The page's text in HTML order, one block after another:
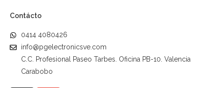
Contácto
0414 4080426
info@pgelectronicsve.com
C.C. Profesional Paseo Tarbes. Oficina PB-10. Valencia
Carabobo